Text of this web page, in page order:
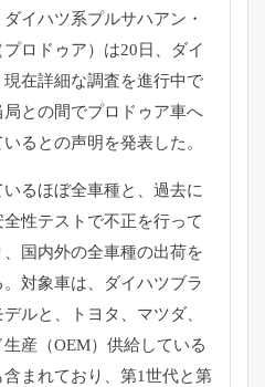
イハツ系プルサハアン・
ロドゥア）は20日、ダイ
在詳細な調査を進行中で
との間でプロドゥア車へ
るとの声明を発表した。
るほぼ全車種と、過去に
性テストで不正を行って
国内外の全車種の出荷を
対象車は、ダイハツブラ
ルと、トヨタ、マツダ、
産（OEM）供給している
まれており、第1世代と第